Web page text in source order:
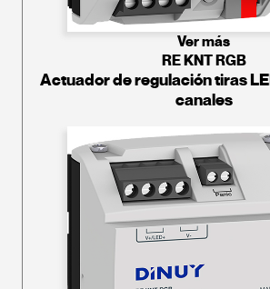
Ver más
RE KNT RGB
Actuador de regulación tiras
canales